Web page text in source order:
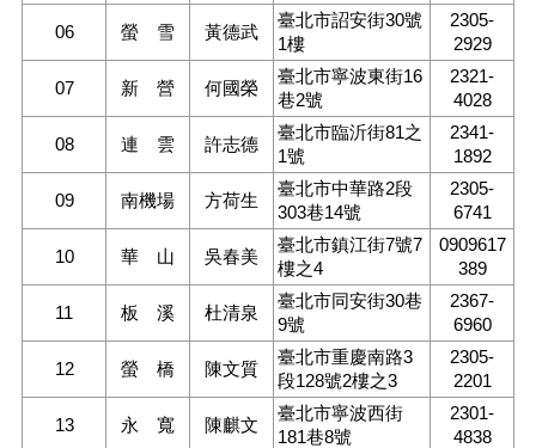
放
06 螢 雪 黃德武
臺北市詔安街30號
1樓
2305-
2929
07 新 營 何國榮
臺北市寧波東街16
巷2號
2321-
4028
08 連 雲 許志德
臺北市臨沂街81之
1號
2341-
1892
09 南機場 方荷生
臺北市中華路2段
303巷14號
2305-
6741
10 華 山 吳春美
臺北市鎮江街7號7
樓之4
0909617
389
11 板 溪 杜清泉
臺北市同安街30巷
9號
2367-
6960
12 螢 橋 陳文質
臺北市重慶南路3
段128號2樓之3
2305-
2201
13 永 寬 陳麒文
臺北市寧波西街
181巷8號
2301-
4838